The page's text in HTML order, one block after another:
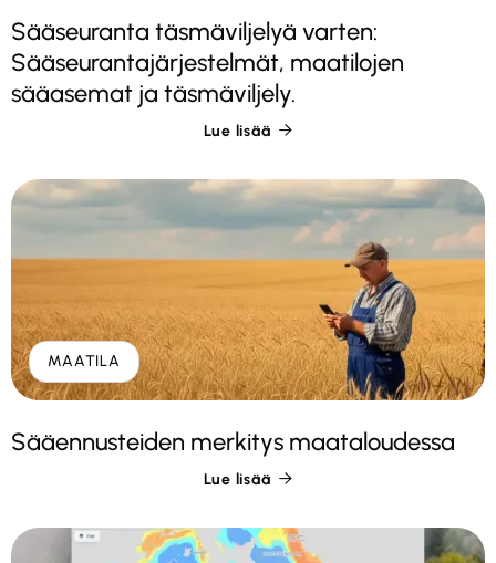
Sääseuranta täsmäviljelyä varten:
Sääseurantajärjestelmät, maatilojen
sääasemat ja täsmäviljely.
Lue lisää 
MAATILA
Sääennusteiden merkitys maataloudessa
Lue lisää 